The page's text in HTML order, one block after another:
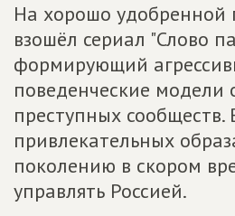
На хорошо удобренной
взошёл сериал "Слово
формирующий
поведенческие модели
преступных
привлекательных
поколению в скором
управлять Россией.